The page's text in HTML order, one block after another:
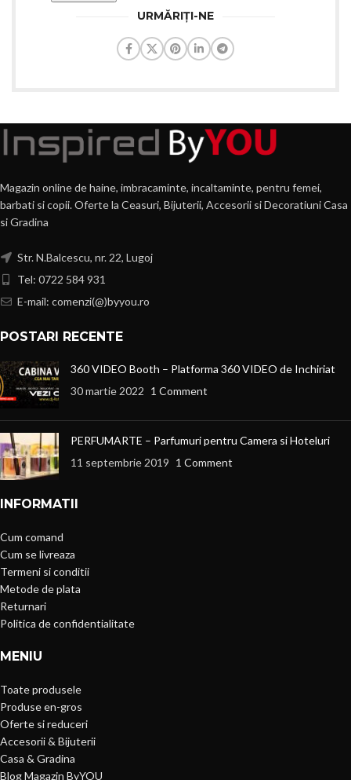
URMĂRIȚI-NE
Magazin online de haine, imbracaminte, incaltaminte, pentru femei,
barbati si copii. Oferte la Ceasuri, Bijuterii, Accesorii si Decoratiuni Casa
si Gradina
Str. N.Balcescu, nr. 22, Lugoj
Tel: 0722 584 931
E-mail: comenzi(@)byyou.ro
POSTARI RECENTE
360 VIDEO Booth – Platforma 360 VIDEO de Inchiriat
30 martie 2022 1 Comment
PERFUMARTE – Parfumuri pentru Camera si Hoteluri
11 septembrie 2019 1 Comment
INFORMATII
Cum comand
Cum se livreaza
Termeni si conditii
Metode de plata
Returnari
Politica de confidentialitate
MENIU
Toate produsele
Produse en-gros
Oferte si reduceri
Accesorii & Bijuterii
Casa & Gradina
Blog Magazin ByYOU